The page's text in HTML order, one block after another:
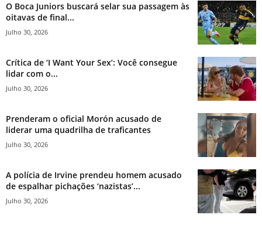
O Boca Juniors buscará selar sua passagem às
oitavas de final...
Julho 30, 2026
Crítica de ‘I Want Your Sex’: Você consegue
lidar com o...
Julho 30, 2026
Prenderam o oficial Morón acusado de
liderar uma quadrilha de traficantes
Julho 30, 2026
A polícia de Irvine prendeu homem acusado
de espalhar pichações ‘nazistas’...
Julho 30, 2026